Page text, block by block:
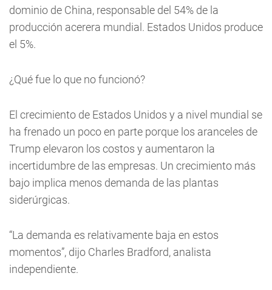
dominio de China, responsable del 54% de la
producción acerera mundial. Estados Unidos produce
el 5%.
¿Qué fue lo que no funcionó?
El crecimiento de Estados Unidos y a nivel mundial se
ha frenado un poco en parte porque los aranceles de
Trump elevaron los costos y aumentaron la
incertidumbre de las empresas. Un crecimiento más
bajo implica menos demanda de las plantas
siderúrgicas.
“La demanda es relativamente baja en estos
momentos”, dijo Charles Bradford, analista
independiente.